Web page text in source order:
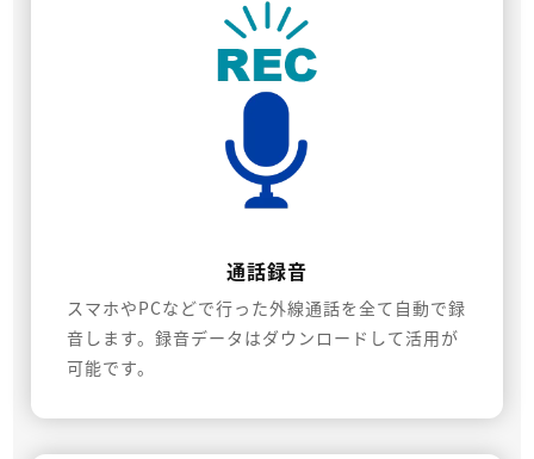
通話録音
スマホやPCなどで行った外線通話を全て自動で録
音します。録音データはダウンロードして活用が
可能です。